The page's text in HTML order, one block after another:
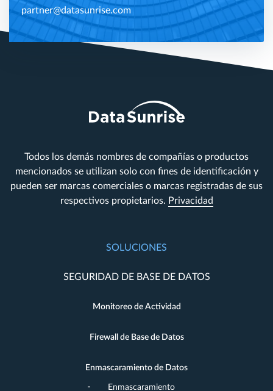
partner@datasunrise.com
Todos los demás nombres de compañías o productos
mencionados se utilizan solo con fines de identificación y
pueden ser marcas comerciales o marcas registradas de sus
respectivos propietarios. Privacidad
SOLUCIONES
SEGURIDAD DE BASE DE DATOS
Monitoreo de Actividad
Firewall de Base de Datos
Enmascaramiento de Datos
Enmascaramiento